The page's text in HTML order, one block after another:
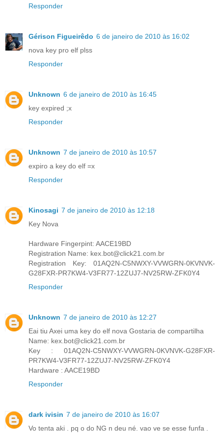
Responder
Gérison Figueirêdo 6 de janeiro de 2010 às 16:02
nova key pro elf plss
Responder
Unknown 6 de janeiro de 2010 às 16:45
key expired ;x
Responder
Unknown 7 de janeiro de 2010 às 10:57
expiro a key do elf =x
Responder
Kinosagi 7 de janeiro de 2010 às 12:18
Key Nova
Hardware Fingerpint: AACE19BD
Registration Name: kex.bot@click21.com.br
Registration Key: 01AQ2N-C5NWXY-VVWGRN-0KVNVK-
G28FXR-PR7KW4-V3FR77-12ZUJ7-NV25RW-ZFK0Y4
Responder
Unknown 7 de janeiro de 2010 às 12:27
Eai tiu Axei uma key do elf nova Gostaria de compartilha
Name: kex.bot@click21.com.br
Key : 01AQ2N-C5NWXY-VVWGRN-0KVNVK-G28FXR-
PR7KW4-V3FR77-12ZUJ7-NV25RW-ZFK0Y4
Hardware : AACE19BD
Responder
dark ivisin 7 de janeiro de 2010 às 16:07
Vo tenta aki . pq o do NG n deu né. vao ve se esse funfa .